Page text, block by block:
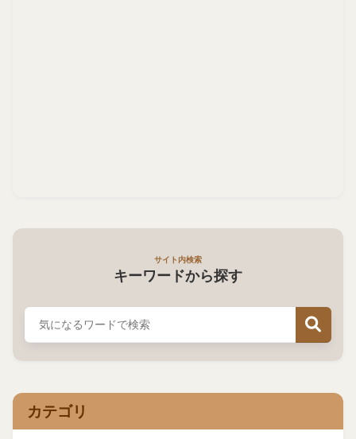
サイト内検索
キーワードから探す
カテゴリ